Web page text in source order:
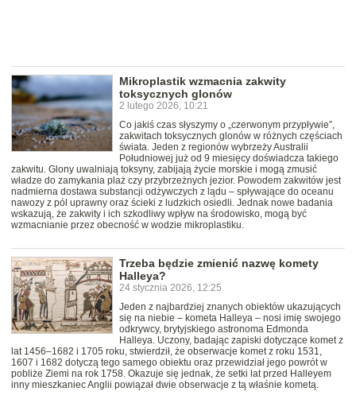
Mikroplastik wzmacnia zakwity
toksycznych glonów
2 lutego 2026, 10:21
Co jakiś czas słyszymy o „czerwonym przypływie”,
zakwitach toksycznych glonów w różnych częściach
świata. Jeden z regionów wybrzeży Australii
Południowej już od 9 miesięcy doświadcza takiego
zakwitu. Glony uwalniają toksyny, zabijają życie morskie i mogą zmusić
władze do zamykania plaż czy przybrzeżnych jezior. Powodem zakwitów jest
nadmierna dostawa substancji odżywczych z lądu – spływające do oceanu
nawozy z pól uprawny oraz ścieki z ludzkich osiedli. Jednak nowe badania
wskazują, że zakwity i ich szkodliwy wpływ na środowisko, mogą być
wzmacnianie przez obecność w wodzie mikroplastiku.
Trzeba będzie zmienić nazwę komety
Halleya?
24 stycznia 2026, 12:25
Jeden z najbardziej znanych obiektów ukazujących
się na niebie – kometa Halleya – nosi imię swojego
odkrywcy, brytyjskiego astronoma Edmonda
Halleya. Uczony, badając zapiski dotyczące komet z
lat 1456–1682 i 1705 roku, stwierdził, że obserwacje komet z roku 1531,
1607 i 1682 dotyczą tego samego obiektu oraz przewidział jego powrót w
pobliże Ziemi na rok 1758. Okazuje się jednak, że setki lat przed Halleyem
inny mieszkaniec Anglii powiązał dwie obserwacje z tą właśnie kometą.